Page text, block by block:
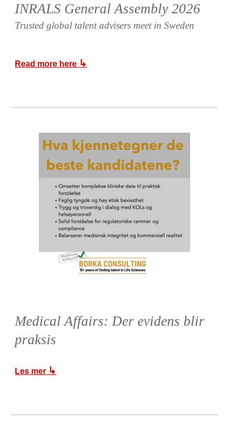
INRALS General Assembly 2026
Trusted global talent advisers meet in Sweden
Read more here ↳
Medical Affairs: Der evidens blir
praksis
Les mer ↳